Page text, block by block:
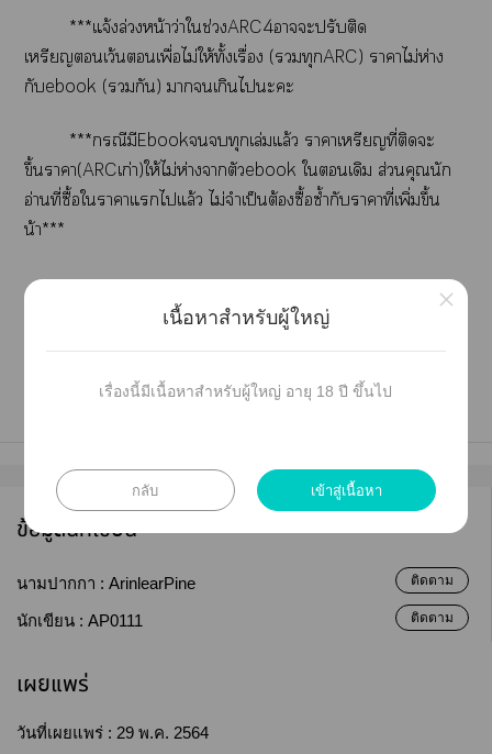
***แจ้งล่วงหน้าว่าใช่วงARC4าะปรับติด
เหรียญเว้นเพื่อไม่ให้ทั้งเรื่อง (ทุกARC) าาไม่ห่าง
กับebook (กัน) าเกินไะะ
***กรณีมีEbookทุกเล่มแล้ว าาเหรียญที่ติดะ
ขึ้นาา(ARCเก่า)ให้ไม่ห่างาตัวebook ใเดิม ส่วนคุณนัก
อ่านที่ซื้อใาาแไแล้ว ไม่จำเป็นต้องซื้อซ้ำกับาาที่เพิ่มขึ้น
น้า***
ข้อมูลนักเขียน
นามปากกา : ArinlearPine ติดตาม
นักเขียน : AP0111 ติดตาม
เผยแพร่
วันที่เผยแพร่ : 29 พ.ค. 2564
เนื้อหาสำหรับผู้ใหญ่
เรื่องนี้มีเนื้อหาสำหรับผู้ใหญ่ อายุ 18 ปี ขึ้นไป
กลับ เข้าสู่เนื้อหา
×